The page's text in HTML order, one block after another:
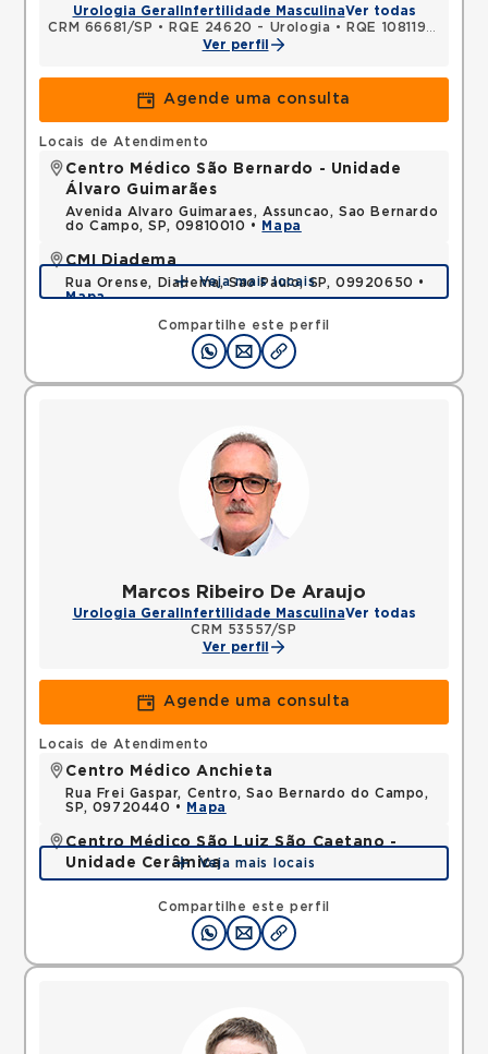
Urologia Geral Infertilidade MasculinaVer todas
CRM 66681/SP • RQE 24620 - Urologia •
RQE 108119 - Cirurgia geral
Ver perfil
Agende uma consulta
Compartilhe este perfil
Locais de Atendimento
Centro Médico São Bernardo - Unidade
Álvaro Guimarães
Avenida Alvaro Guimaraes, Assuncao, Sao Bernardo
do Campo, SP, 09810010 •
Mapa
CMI Diadema
Rua Orense, Diadema, Sao Paulo, SP, 09920650 •
Mapa
Veja mais locais
Marcos Ribeiro De Araujo
Urologia Geral Infertilidade MasculinaVer todas
CRM 53557/SP
Ver perfil
Agende uma consulta
Compartilhe este perfil
Locais de Atendimento
Centro Médico Anchieta
Rua Frei Gaspar, Centro, Sao Bernardo do Campo,
SP, 09720440 •
Mapa
Centro Médico São Luiz São Caetano -
Unidade Cerâmica
Alameda Caulim, Ceramica, Sao Caetano do Sul,
SP, 09531195 •
Veja mais locais